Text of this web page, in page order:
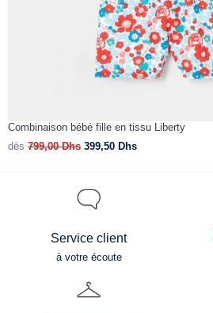
Combinaison bébé fille en tissu Liberty
dès 799,00Dhs 399,50 Dhs
Service client
à votre écoute